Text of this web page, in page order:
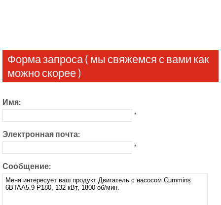
Форма запроса ( мы свяжемся с вами как
можно скорее )
Имя:
*
Электронная почта:
*
Сообщение: